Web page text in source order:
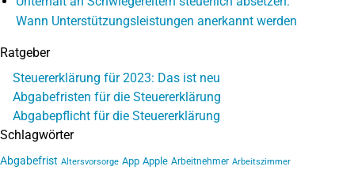
Wann Unterstützungsleistungen anerkannt werden
Ratgeber
Steuererklärung für 2023: Das ist neu
Abgabefristen für die Steuererklärung
Abgabepflicht für die Steuererklärung
Schlagwörter
Abgabefrist Altersvorsorge App Apple Arbeitnehmer Arbeitszimmer